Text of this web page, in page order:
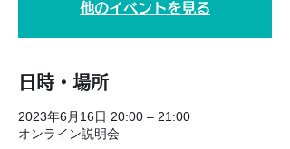
他のイベントを見る
日時・場所
2023年6月16日 20:00 – 21:00
オンライン説明会